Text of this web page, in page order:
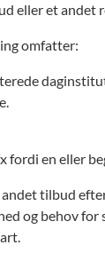
eller et andet
omfatter:
fordi en eller
tilbud
og behov